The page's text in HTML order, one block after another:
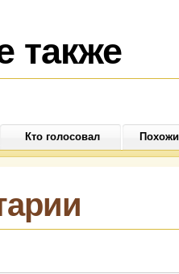
также
Кто голосовал